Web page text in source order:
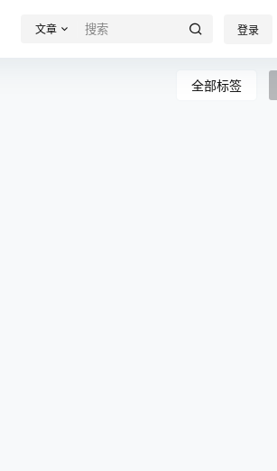
文章 登录
全部标签